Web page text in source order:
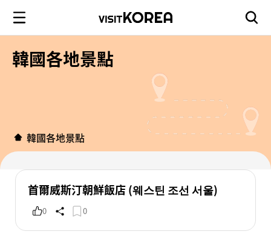
韓國各地景點
韓國各地景點
首爾威斯汀朝鮮飯店 (웨스틴 조선 서울)
0 0